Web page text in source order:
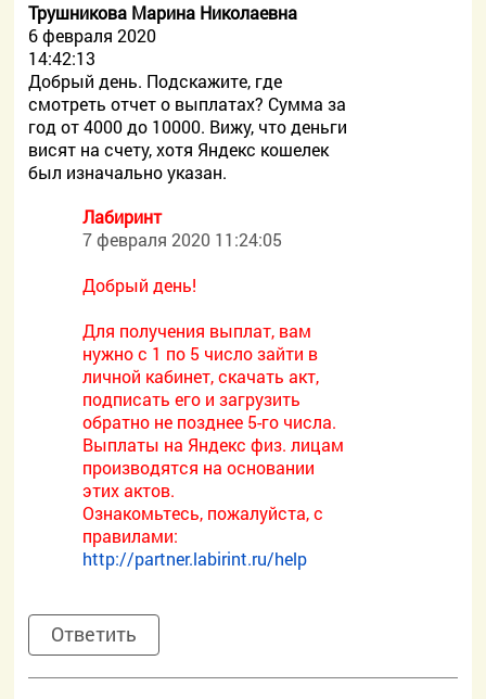
Трушникова Марина Николаевна
6 февраля 2020
14:42:13
Добрый день. Подскажите, где
смотреть отчет о выплатах? Сумма за
год от 4000 до 10000. Вижу, что деньги
висят на счету, хотя Яндекс кошелек
был изначально указан.
Лабиринт
7 февраля 2020 11:24:05
Добрый день!
Для получения выплат, вам
нужно с 1 по 5 число зайти в
личной кабинет, скачать акт,
подписать его и загрузить
обратно не позднее 5-го числа.
Выплаты на Яндекс физ. лицам
производятся на основании
этих актов.
Ознакомьтесь, пожалуйста, с
правилами:
http://partner.labirint.ru/help
Ответить